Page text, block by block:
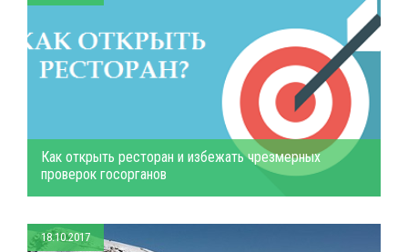
Как открыть ресторан и избежать чрезмерных
проверок госорганов
18.10.2017